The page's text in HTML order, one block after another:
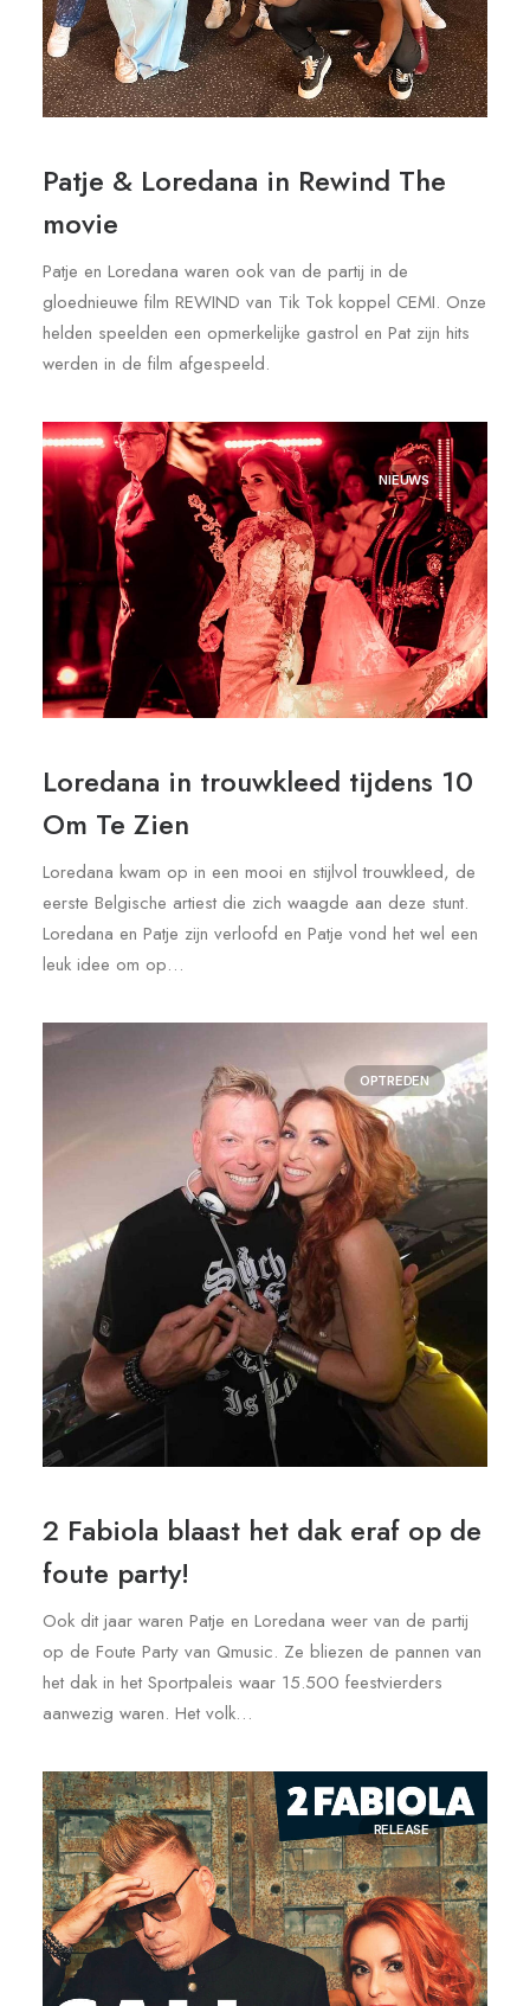
Patje & Loredana in Rewind The
movie
Patje en Loredana waren ook van de partij in de
gloednieuwe film REWIND van Tik Tok koppel CEMI. Onze
helden speelden een opmerkelijke gastrol en Pat zijn hits
werden in de film afgespeeld.
NIEUWS
Loredana in trouwkleed tijdens 10
Om Te Zien
Loredana kwam op in een mooi en stijlvol trouwkleed, de
eerste Belgische artiest die zich waagde aan deze stunt.
Loredana en Patje zijn verloofd en Patje vond het wel een
leuk idee om op…
OPTREDEN
2 Fabiola blaast het dak eraf op de
foute party!
Ook dit jaar waren Patje en Loredana weer van de partij
op de Foute Party van Qmusic. Ze bliezen de pannen van
het dak in het Sportpaleis waar 15.500 feestvierders
aanwezig waren. Het volk…
RELEASE